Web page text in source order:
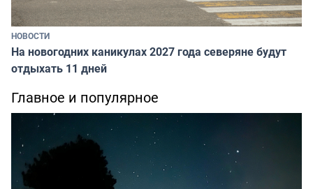
НОВОСТИ
На новогодних каникулах 2027 года северяне будут
отдыхать 11 дней
Главное и популярное